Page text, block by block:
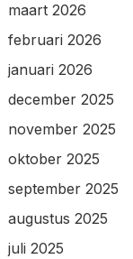
maart 2026
februari 2026
januari 2026
december 2025
november 2025
oktober 2025
september 2025
augustus 2025
juli 2025